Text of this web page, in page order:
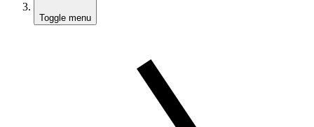
Toggle menu